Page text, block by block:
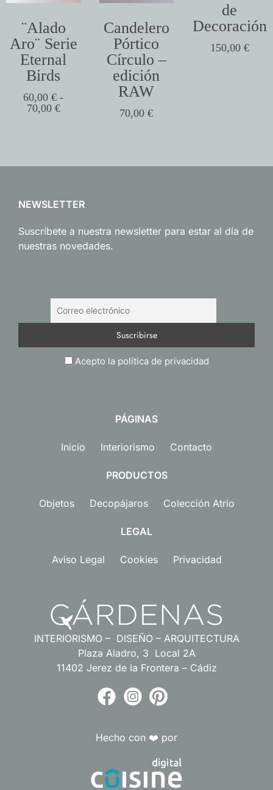
¨Alado
Aro¨ Serie
Eternal
Birds
60,00€ -
70,00 €
Candelero
Pórtico
Círculo –
edición
RAW
70,00€
de
Decoración
150,00 €
NEWSLETTER
Suscríbete a nuestra newsletter para estar al día de
nuestras novedades.
Acepto la política de privacidad
PÁGINAS
Inicio Interiorismo Contacto
PRODUCTOS
Objetos Decopájaros Colección Atrio
LEGAL
Aviso Legal Cookies Privacidad
INTERIORISMO – DISEÑO – ARQUITECTURA
Plaza Aladro, 3 Local 2A
11402 Jerez de la Frontera – Cádiz
Hecho con ❤️ por